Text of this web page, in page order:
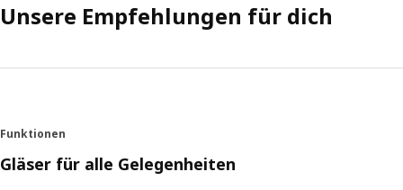
Unsere Empfehlungen für dich
Funktionen
Gläser für alle Gelegenheiten